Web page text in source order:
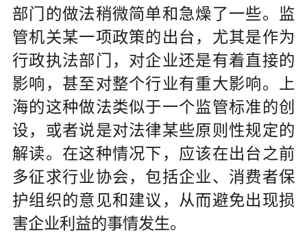
部门的做法稍微简单和急燥了一些。监
管机关某一项政策的出台，尤其是作为
行政执法部门，对企业还是有着直接的
影响，甚至对整个行业有重大影响。上
海的这种做法类似于一个监管标准的创
设，或者说是对法律某些原则性规定的
解读。在这种情况下，应该在出台之前
多征求行业协会，包括企业、消费者保
护组织的意见和建议，从而避免出现损
害企业利益的事情发生。